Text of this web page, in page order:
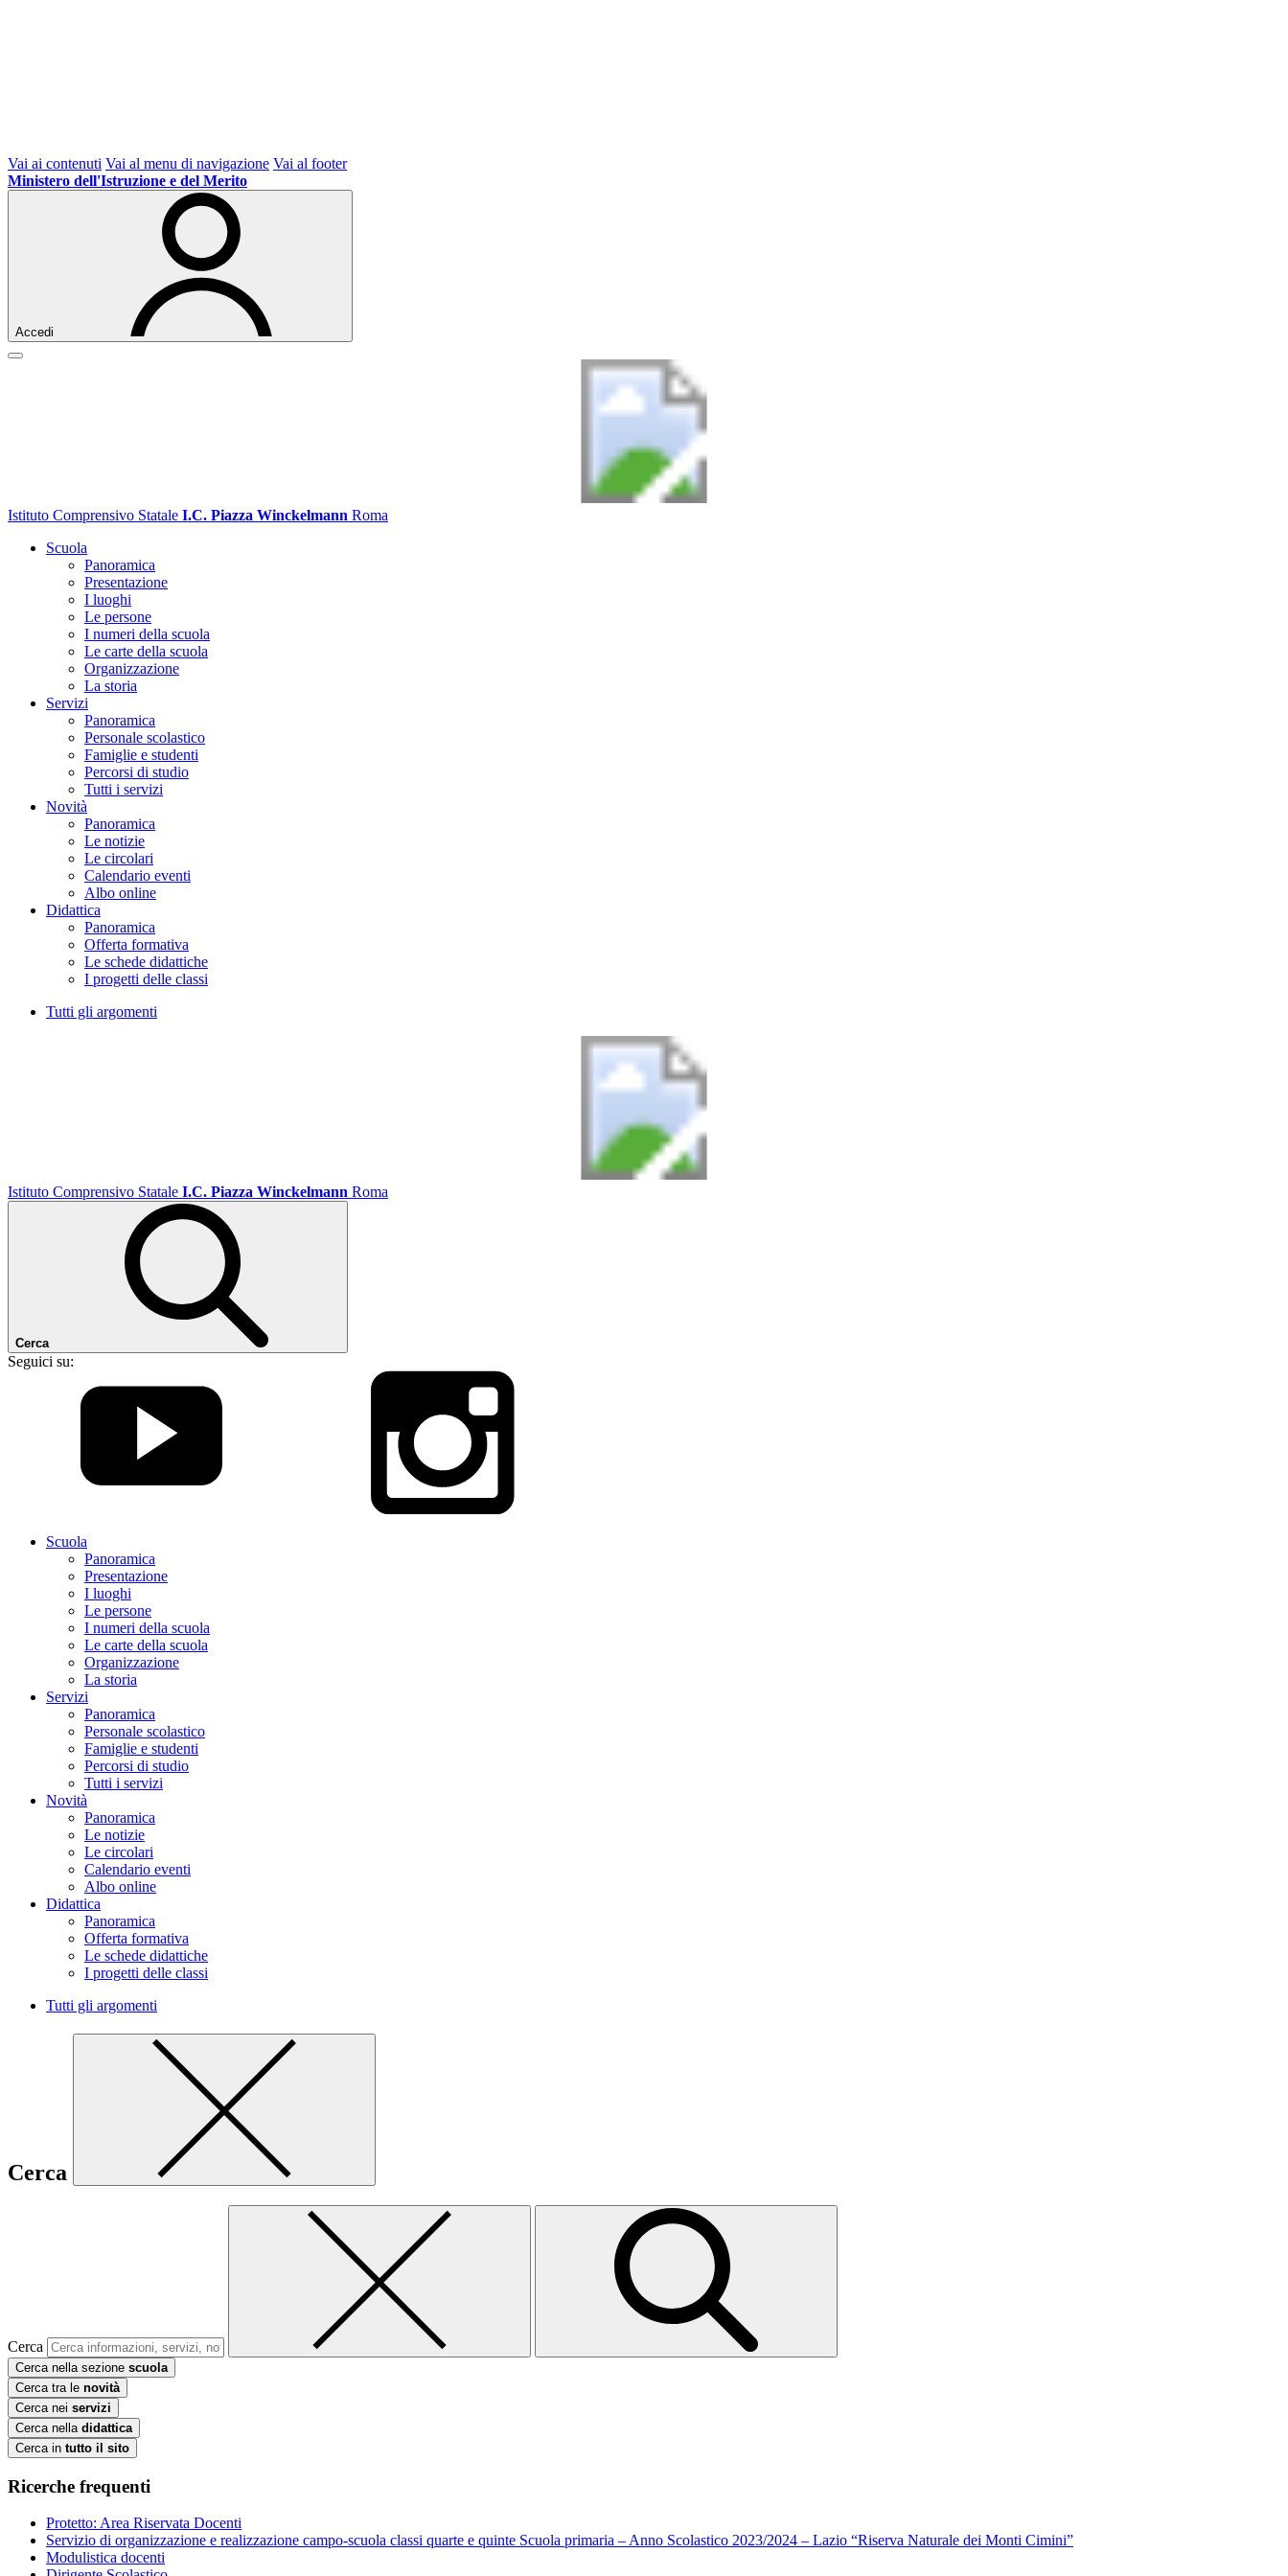
Vai ai contenuti Vai al menu di navigazione Vai al footer
Ministero dell'Istruzione e del Merito
Accedi
Istituto Comprensivo Statale I.C. Piazza Winckelmann Roma
Scuola
Panoramica
Presentazione
I luoghi
Le persone
I numeri della scuola
Le carte della scuola
Organizzazione
La storia
Servizi
Panoramica
Personale scolastico
Famiglie e studenti
Percorsi di studio
Tutti i servizi
Novità
Panoramica
Le notizie
Le circolari
Calendario eventi
Albo online
Didattica
Panoramica
Offerta formativa
Le schede didattiche
I progetti delle classi
Tutti gli argomenti
Istituto Comprensivo Statale I.C. Piazza Winckelmann Roma
Cerca
Seguici su:
Scuola
Panoramica
Presentazione
I luoghi
Le persone
I numeri della scuola
Le carte della scuola
Organizzazione
La storia
Servizi
Panoramica
Personale scolastico
Famiglie e studenti
Percorsi di studio
Tutti i servizi
Novità
Panoramica
Le notizie
Le circolari
Calendario eventi
Albo online
Didattica
Panoramica
Offerta formativa
Le schede didattiche
I progetti delle classi
Tutti gli argomenti
Cerca
Cerca
Cerca nella sezione scuola
Cerca tra le novità
Cerca nei servizi
Cerca nella didattica
Cerca in tutto il sito
Ricerche frequenti
Protetto: Area Riservata Docenti
Servizio di organizzazione e realizzazione campo-scuola classi quarte e quinte Scuola primaria – Anno Scolastico 2023/2024 – Lazio “Riserva Naturale dei Monti Cimini”
Modulistica docenti